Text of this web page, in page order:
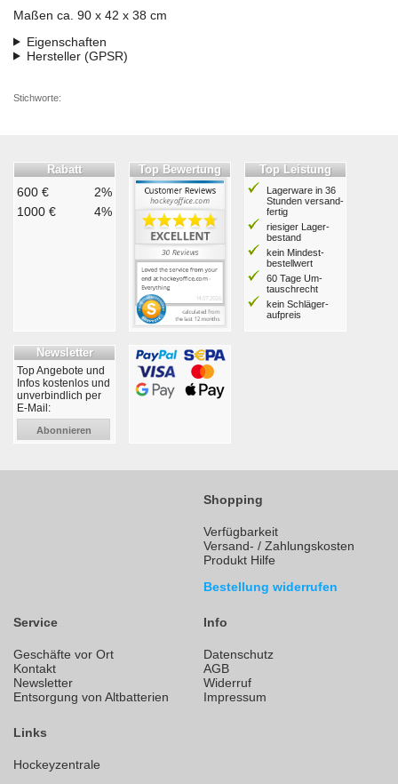
Maßen ca. 90 x 42 x 38 cm
Eigenschaften
Hersteller (GPSR)
Stichworte:
Rabatt
600 €
2%
1000 €
4%
Top Bewertung Top Leistung
Lagerware in 36
Stunden ver­sand­
fertig
riesiger Lager­
bestand
kein Mindest­
bestell­wert
60 Tage Um­
tausch­recht
kein Schläger­
aufpreis
Newsletter
Top Angebote und
Infos kostenlos und
unverbindlich per
E-Mail:
Abonnieren
Shopping
Verfügbarkeit
Versand- / Zahlungskosten
Produkt Hilfe
Bestellung widerrufen
Service
Geschäfte vor Ort
Kontakt
Newsletter
Entsorgung von Altbatterien
Info
Datenschutz
AGB
Widerruf
Impressum
Links
Hockeyzentrale